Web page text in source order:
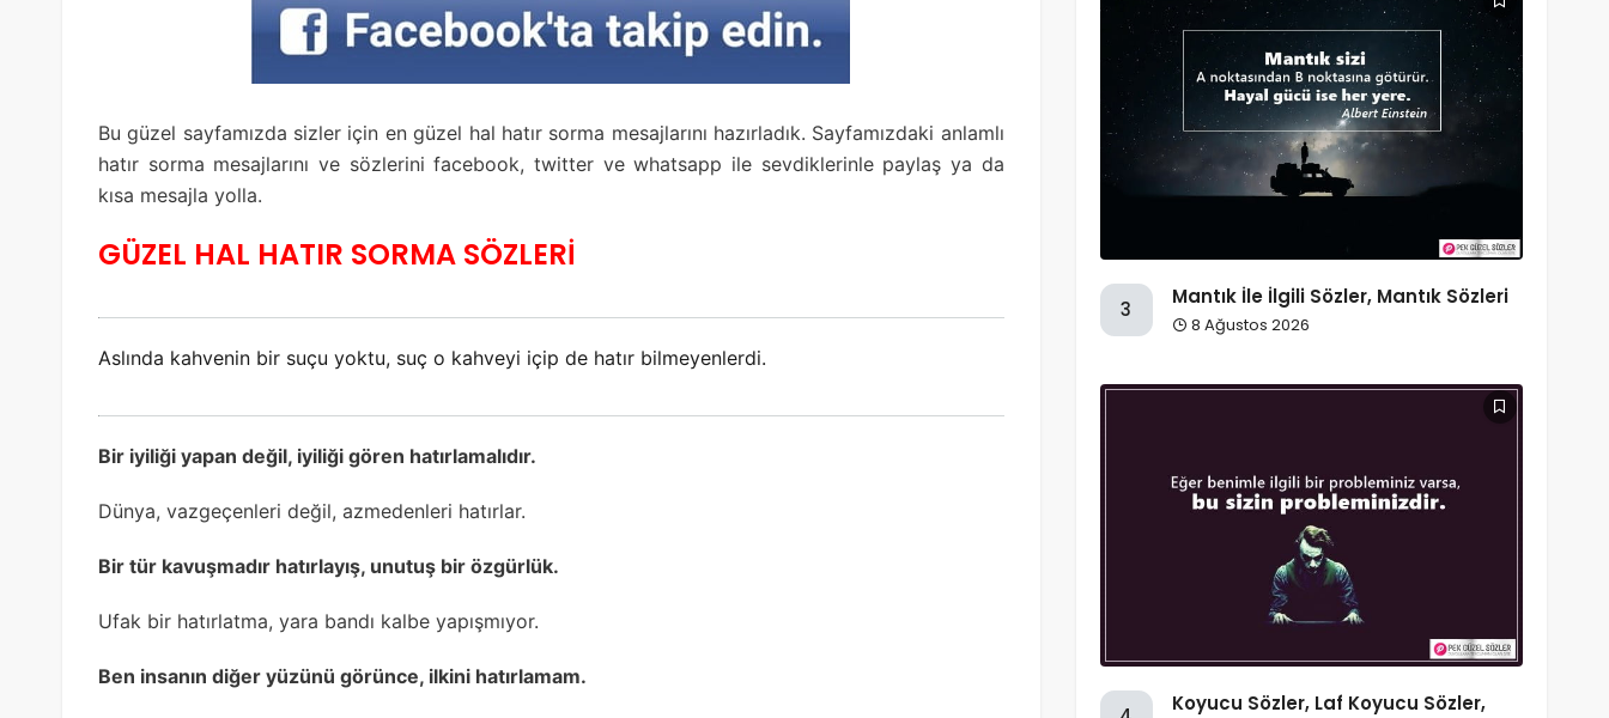
Bu güzel sayfamızda sizler için en güzel hal hatır sorma mesajlarını hazırladık. Sayfamızdaki anlamlı
hatır sorma mesajlarını ve sözlerini facebook, twitter ve whatsapp ile sevdiklerinle paylaş ya da
kısa mesajla yolla.
GÜZEL HAL HATIR SORMA SÖZLERİ
Aslında kahvenin bir suçu yoktu, suç o kahveyi içip de hatır bilmeyenlerdi.
Bir iyiliği yapan değil, iyiliği gören hatırlamalıdır.
Dünya, vazgeçenleri değil, azmedenleri hatırlar.
Bir tür kavuşmadır hatırlayış, unutuş bir özgürlük.
Ufak bir hatırlatma, yara bandı kalbe yapışmıyor.
Ben insanın diğer yüzünü görünce, ilkini hatırlamam.
3
Mantık İle İlgili Sözler, Mantık Sözleri
8 Ağustos 2026
Koyucu Sözler, Laf Koyucu Sözler,